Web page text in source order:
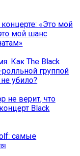
«Это мой
мой шанс
Как The Black
группой
убило?
не верит, что
Black
самые